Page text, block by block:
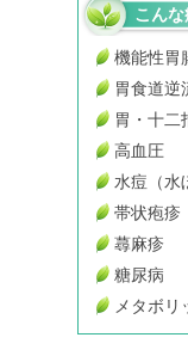
こんな
機能性胃
胃食道逆
胃・十二
高血圧
水痘（水
帯状疱疹
蕁麻疹
糖尿病
メタボリ